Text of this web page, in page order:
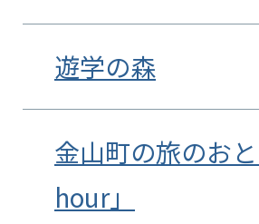
遊学の森
金山町の旅のお
hour」